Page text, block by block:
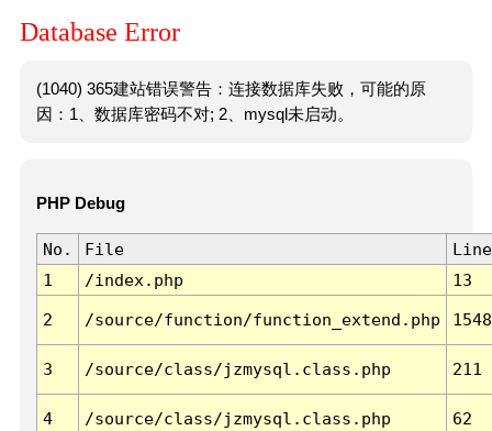
Database Error
(1040) 365建站错误警告：连接数据库失败，可能的原
因：1、数据库密码不对; 2、mysql未启动。
PHP Debug
No. File
Line
1
/index.php 13
2 /source/function/function_extend.php 1548
3 /source/class/jzmysql.class.php 211
4 /source/class/jzmysql.class.php 62